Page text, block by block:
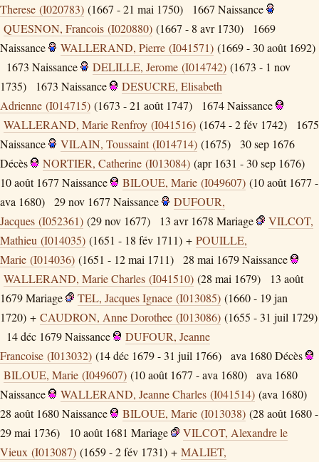
Therese (I020783) (1667 - 21 mai 1750) 1667 Naissance
QUESNON, Francois (I020880) (1667 - 8 avr 1730)
1669
Naissance
WALLERAND, Pierre (I041571) (1669 - 30 août 1692)
1673 Naissance DELILLE, Jerome (I014742) (1673 - 1 nov
1735)
1673 Naissance
DESUCRE, Elisabeth
Adrienne (I014715) (1673 - 21 août 1747) 1674Naissance
WALLERAND, Marie Renfroy (I041516) (1674 - 2 fév 1742)
1675
Naissance
VILAIN, Toussaint (I014714) (1675)
30 sep 1676
Décès
NORTIER, Catherine (I013084) (apr 1631 - 30 sep 1676)
10 août 1677 Naissance BILOUE, Marie (I049607) (10 août 1677 -
ava 1680)
29 nov 1677 Naissance
DUFOUR,
Jacques (I052361) (29 nov 1677) 13 avr 1678 Mariage
VILCOT,
Mathieu (I014035) (1651 - 18 fév 1711) + POUILLE,
Marie (I014036) (1651 - 12 mai 1711) 28 mai 1679Naissance
WALLERAND, Marie Charles (I041510) (28 mai 1679)
13 août
1679Mariage TEL, Jacques Ignace (I013085) (1660 - 19 jan
1720) + CAUDRON, Anne Dorothee (I013086) (1655 - 31 juil 1729)
14 déc 1679Naissance
DUFOUR, Jeanne
Francoise (I013032) (14 déc 1679 - 31 juil 1766) ava 1680Décès
BILOUE, Marie (I049607) (10 août 1677 - ava 1680)
ava 1680
Naissance
WALLERAND, Jeanne Charles (I041514) (ava 1680)
28 août 1680Naissance BILOUE, Marie (I013038) (28 août 1680 -
29 mai 1736)
10 août 1681 Mariage
VILCOT, Alexandre le
Vieux (I013087) (1659 - 2 fév 1731) + MALIET,